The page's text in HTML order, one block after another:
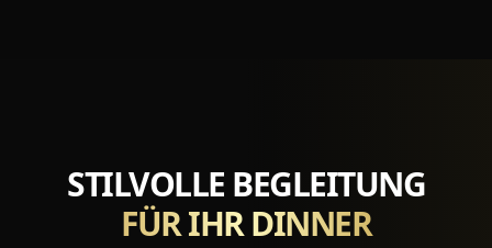
STILVOLLE BEGLEITUNG
FÜR IHR DINNER